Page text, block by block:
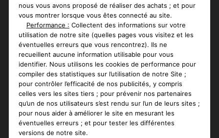
nous vous avons proposé de réaliser des achats ; et pour
vous montrer lorsque vous êtes connecté au site.
Performance : Collectent des informations sur votre
utilisation de notre site (quelles pages vous visitez et les
éventuelles erreurs que vous rencontrez). Ils ne
recueillent aucune information utilisable pour vous
identifier. Nous utilisons les cookies de performance pour
compiler des statistiques sur l’utilisation de notre Site ;
pour contrôler l’efficacité de nos publicités, y compris
celles vers les sites tiers ; pour prévenir nos partenaires
qu’un de nos utilisateurs s’est rendu sur l’un de leurs sites ;
pour nous aider à améliorer le site en mesurant les
éventuelles erreurs ; et pour tester les différentes
versions de notre site.